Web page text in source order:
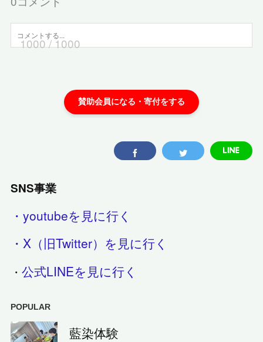
1000/ 1000
SNS事業
・youtubeを見に行く
・X（旧Twitter）を見に行く
・公式LINEを見に行く
POPULAR
藍染体験